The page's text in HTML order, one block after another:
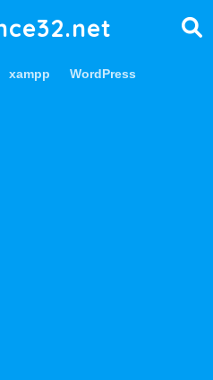
xampp WordPress